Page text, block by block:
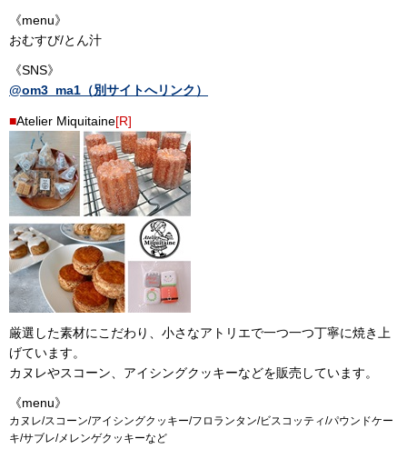
《menu》
おむすび/とん汁
《SNS》
@om3_ma1（別サイトへリンク）
■Atelier Miquitaine[R]
厳選した素材にこだわり、小さなアトリエで一つ一つ丁寧に焼き上
げています。
カヌレやスコーン、アイシングクッキーなどを販売しています。
《menu》
カヌレ/スコーン/アイシングクッキー/フロランタン/ビスコッティ/パウンドケー
キ/サブレ/メレンゲクッキーなど